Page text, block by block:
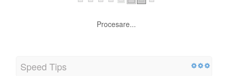
Procesare...
Speed Tips